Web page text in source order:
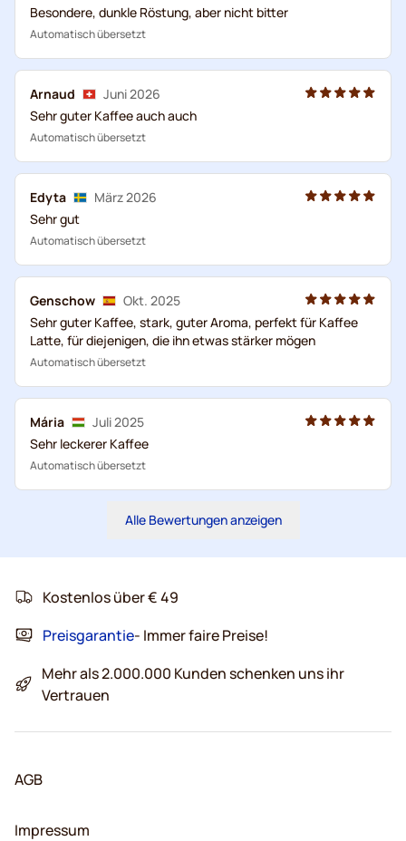
Besondere, dunkle Röstung, aber nicht bitter
Automatisch übersetzt
Arnaud
Juni 2026
Sehr guter Kaffee auch auch
Automatisch übersetzt
Edyta
März 2026
Sehr gut
Automatisch übersetzt
Genschow
Okt. 2025
Sehr guter Kaffee, stark, guter Aroma, perfekt für Kaffee
Latte, für diejenigen, die ihn etwas stärker mögen
Automatisch übersetzt
Mária
Juli 2025
Sehr leckerer Kaffee
Automatisch übersetzt
Alle Bewertungen anzeigen
Kostenlos über € 49
Preisgarantie- Immer faire Preise!
Mehr als 2.000.000 Kunden schenken uns ihr
Vertrauen
AGB
Impressum